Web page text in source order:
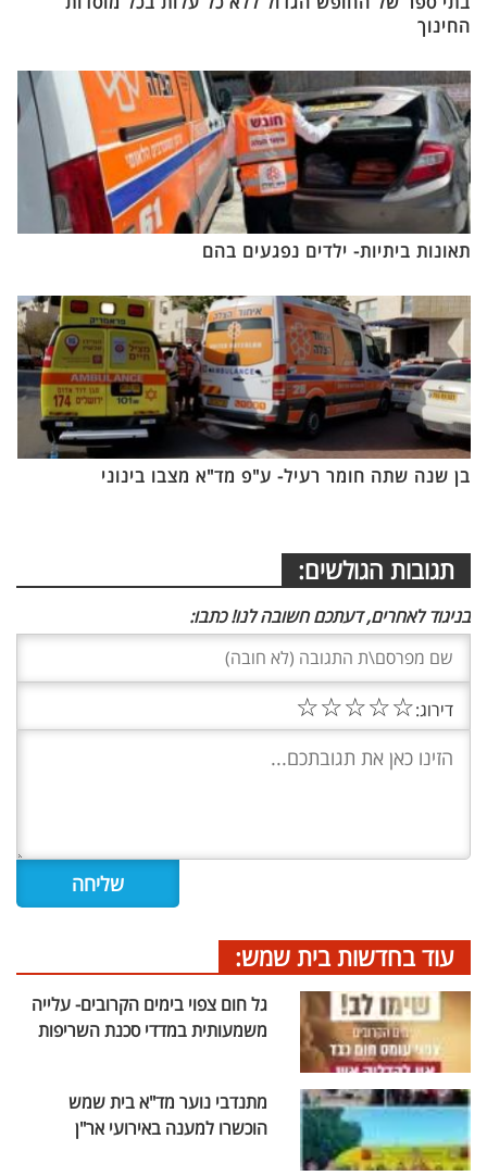
החינוך
תאונות ביתיות- ילדים נפגעים בהם
בן שנה שתה חומר רעיל- ע"פ מד"א מצבו בינוני
תגובות הגולשים:
בניגוד לאחרים, דעתכם חשובה לנו! כתבו:
דירוג:☆
☆
☆
☆
☆
עוד בחדשות בית שמש:
גל חום צפוי בימים הקרובים- עלייה
משמעותית במדדי סכנת השריפות
מתנדבי נוער מד"א בית שמש
הוכשרו למענה באירועי אר"ן